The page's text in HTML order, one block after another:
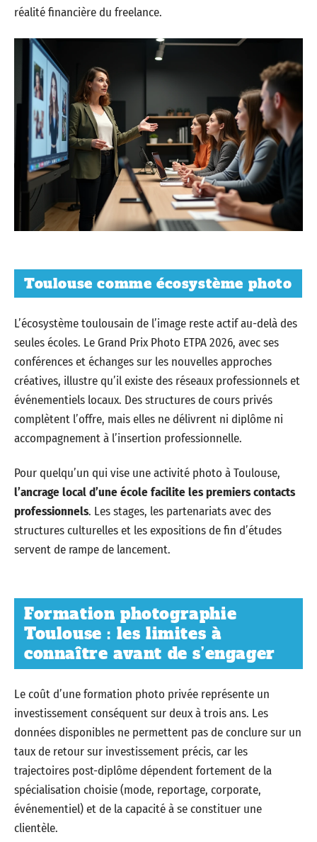
réalité financière du freelance.
Toulouse comme écosystème photo
L’écosystème toulousain de l’image reste actif au-delà des
seules écoles. Le Grand Prix Photo ETPA 2026, avec ses
conférences et échanges sur les nouvelles approches
créatives, illustre qu’il existe des réseaux professionnels et
événementiels locaux. Des structures de cours privés
complètent l’offre, mais elles ne délivrent ni diplôme ni
accompagnement à l’insertion professionnelle.
Pour quelqu’un qui vise une activité photo à Toulouse,
l’ancrage local d’une école facilite les premiers contacts
professionnels. Les stages, les partenariats avec des
structures culturelles et les expositions de fin d’études
servent de rampe de lancement.
Formation photographie
Toulouse : les limites à
connaître avant de s’engager
Le coût d’une formation photo privée représente un
investissement conséquent sur deux à trois ans. Les
données disponibles ne permettent pas de conclure sur un
taux de retour sur investissement précis, car les
trajectoires post-diplôme dépendent fortement de la
spécialisation choisie (mode, reportage, corporate,
événementiel) et de la capacité à se constituer une
clientèle.